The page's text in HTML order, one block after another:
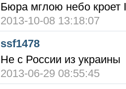
Бюра мглою небо кроет
2013-10-08 13:18:07
ssf1478
Не с России из украины
2013-06-29 08:55:45